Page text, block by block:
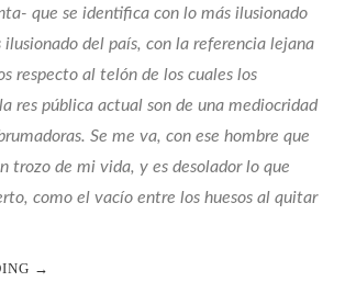
que se identifica con lo más ilusionado
del país, con la referencia lejana
respecto al telón de los cuales los
res pública actual son de una mediocridad
Se me va, con ese hombre que
trozo de mi vida, y es desolador lo que
como el vacío entre los huesos al quitar
→